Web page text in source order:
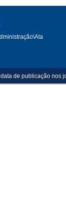
data de publicação nos